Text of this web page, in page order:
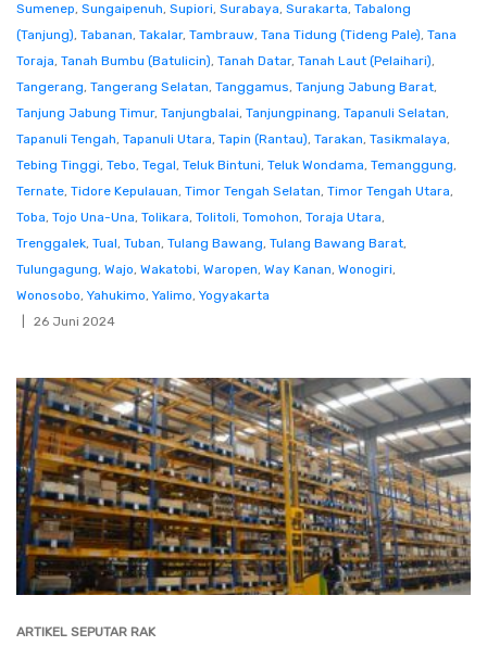
Sumenep, Sungaipenuh, Supiori, Surabaya, Surakarta, Tabalong
(Tanjung), Tabanan, Takalar, Tambrauw, Tana Tidung (Tideng Pale), Tana
Toraja, Tanah Bumbu (Batulicin), Tanah Datar, Tanah Laut (Pelaihari),
Tangerang, Tangerang Selatan, Tanggamus, Tanjung Jabung Barat,
Tanjung Jabung Timur, Tanjungbalai, Tanjungpinang, Tapanuli Selatan,
Tapanuli Tengah, Tapanuli Utara, Tapin (Rantau), Tarakan, Tasikmalaya,
Tebing Tinggi, Tebo, Tegal, Teluk Bintuni, Teluk Wondama, Temanggung,
Ternate, Tidore Kepulauan, Timor Tengah Selatan, Timor Tengah Utara,
Toba, Tojo Una-Una, Tolikara, Tolitoli, Tomohon, Toraja Utara,
Trenggalek, Tual, Tuban, Tulang Bawang, Tulang Bawang Barat,
Tulungagung, Wajo, Wakatobi, Waropen, Way Kanan, Wonogiri,
Wonosobo, Yahukimo, Yalimo, Yogyakarta
26 Juni 2024
ARTIKEL SEPUTAR RAK